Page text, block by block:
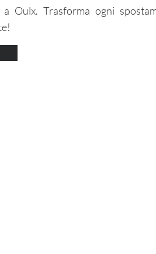
Oulx. Trasforma ogni